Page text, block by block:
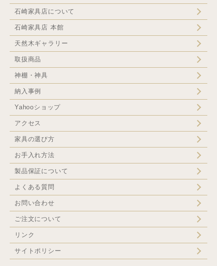
石崎家具店について
石崎家具店 本館
天然木ギャラリー
取扱商品
神棚・神具
納入事例
Yahooショップ
アクセス
家具の選び方
お手入れ方法
製品保証について
よくある質問
お問い合わせ
ご注文について
リンク
サイトポリシー